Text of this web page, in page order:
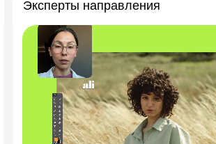
Эксперты направления